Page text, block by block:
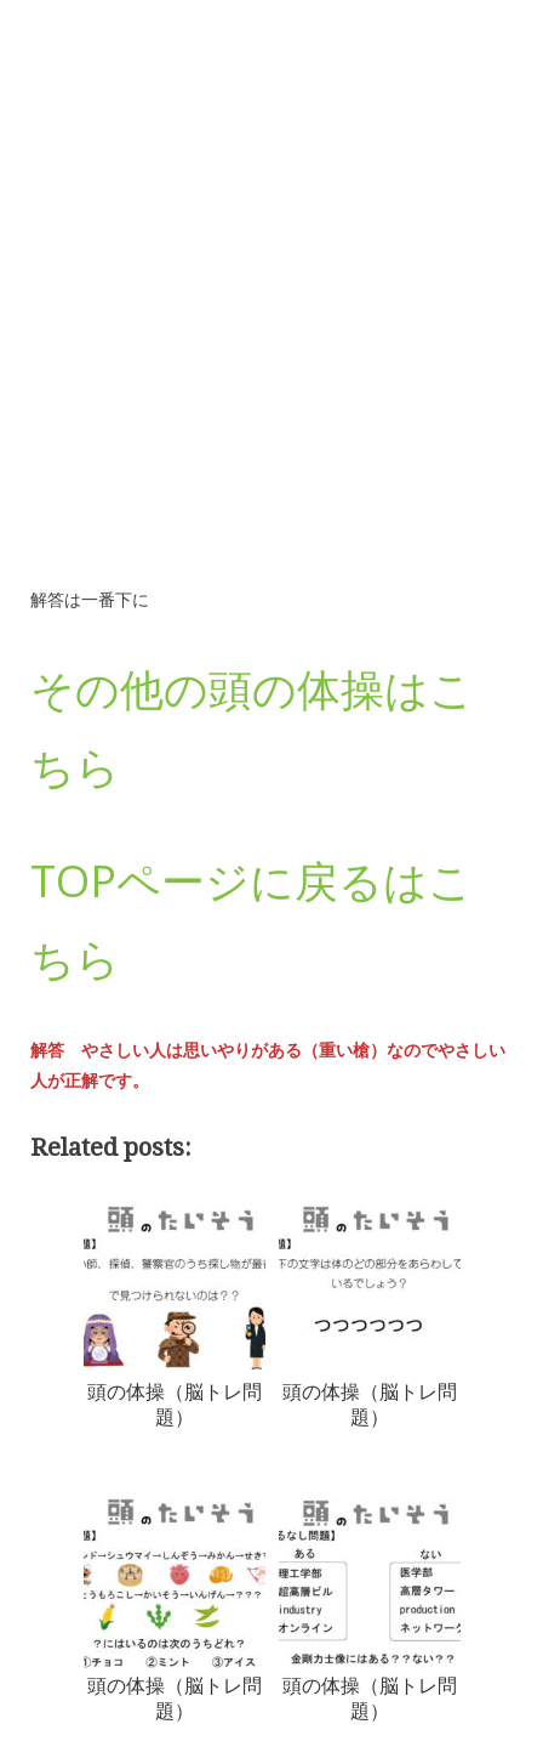
解答は一番下に
その他の頭の体操はこ
ちら
TOPページに戻るはこ
ちら
解答 やさしい人は思いやりがある（重い槍）なのでやさしい
人が正解です。
Related posts:
頭の体操（脳トレ問
題）
頭の体操（脳トレ問
題）
頭の体操（脳トレ問
題）
頭の体操（脳トレ問
題）